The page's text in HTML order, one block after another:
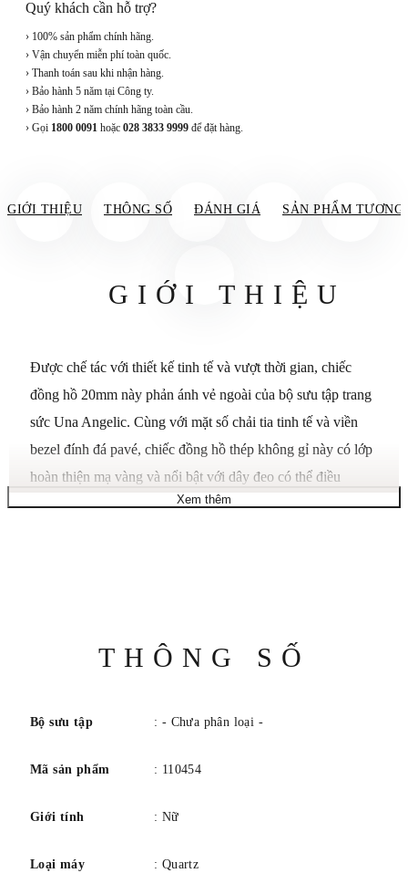
Quý khách cần hỗ trợ?
› 100% sản phẩm chính hãng.
› Vận chuyển miễn phí toàn quốc.
› Thanh toán sau khi nhận hàng.
› Bảo hành 5 năm tại Công ty.
› Bảo hành 2 năm chính hãng toàn cầu.
› Gọi 1800 0091 hoặc 028 3833 9999 để đặt hàng.
GIỚI THIỆU THÔNG SỐ ĐÁNH GIÁ SẢN PHẨM TƯƠNG
GIỚI THIỆU
Được chế tác với thiết kế tinh tế và vượt thời gian, chiếc
đồng hồ 20mm này phản ánh vẻ ngoài của bộ sưu tập trang
sức Una Angelic. Cùng với mặt số chải tia tinh tế và viền
bezel đính đá pavé, chiếc đồng hồ thép không gỉ này có lớp
hoàn thiện mạ vàng và nổi bật với dây đeo có thể điều
chỉnh, được trang trí bằng một hàng các viên pha lê tròn
Độ dày vỏ: 6 mm. Chiều dài dây đeo có thể đeo (tối thiểu -
tối đa): 15 - 19 cm. Chiều rộng dây đeo: 0,8 cm. Chất liệu:
khóa: Khóa gập. Chất liệu dây đeo: Pha lê. Máy: Quartz
Xem thêm
THÔNG SỐ
Bộ sưu tập : - Chưa phân loại -
Mã sản phẩm : 110454
Giới tính : Nữ
Loại máy : Quartz